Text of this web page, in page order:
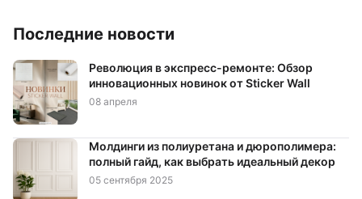
Последние новости
Революция в экспресс-ремонте: Обзор
инновационных новинок от Sticker Wall
08 апреля
Молдинги из полиуретана и дюрополимера:
полный гайд, как выбрать идеальный декор
05 сентября 2025